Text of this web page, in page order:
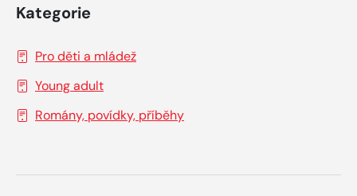
Kategorie
Pro děti a mládež
Young adult
Romány, povídky, příběhy